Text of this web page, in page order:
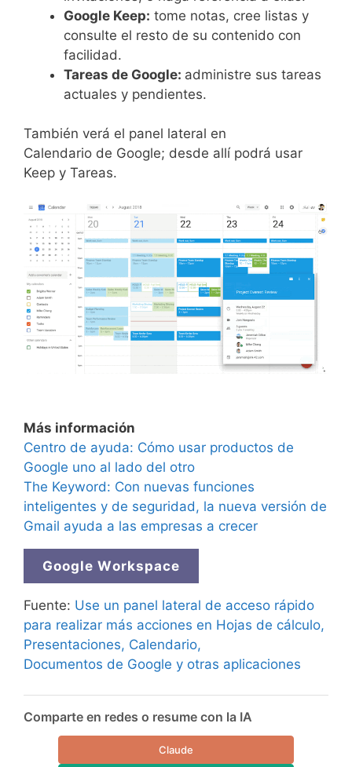
Google Keep: tome notas, cree listas y
consulte el resto de su contenido con
facilidad.
Tareas de Google: administre sus tareas
actuales y pendientes.
También verá el panel lateral en
Calendario de Google; desde allí podrá usar
Keep y Tareas.
Más información
Centro de ayuda: Cómo usar productos de
Google uno al lado del otro
The Keyword: Con nuevas funciones
inteligentes y de seguridad, la nueva versión de
Gmail ayuda a las empresas a crecer
Google Workspace
Fuente: Use un panel lateral de acceso rápido
para realizar más acciones en Hojas de cálculo,
Presentaciones, Calendario,
Documentos de Google y otras aplicaciones
Comparte en redes o resume con la IA
Claude